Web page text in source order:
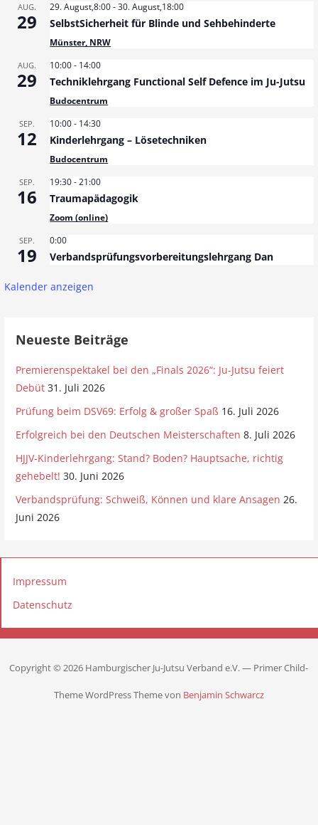
AUG.
29
29. August,8:00-30. August,18:00
SelbstSicherheit für Blinde und Sehbehinderte
Münster, NRW
AUG.
29
10:00- 14:00
Techniklehrgang Functional Self Defence im Ju-Jutsu
Budocentrum
SEP.
12
10:00- 14:30
Kinderlehrgang – Lösetechniken
Budocentrum
SEP.
16
19:30-21:00
Traumapädagogik
Zoom (online)
SEP.
19
0:00
Verbandsprüfungsvorbereitungslehrgang Dan
Kalender anzeigen
Neueste Beiträge
Premierenspektakel bei den „Finals 2026“: Ju-Jutsu feiert
Debüt 31. Juli 2026
Prüfung beim DSV69: Erfolg & großer Spaß 16. Juli 2026
Erfolgreich bei den Deutschen Meisterschaften 8. Juli 2026
HJJV-Kinderlehrgang: Stand? Boden? Hauptsache, richtig
gehebelt! 30. Juni 2026
Verbandsprüfung: Schweiß, Können und klare Ansagen 26.
Juni 2026
Impressum
Datenschutz
Copyright © 2026 Hamburgischer Ju-Jutsu Verband e.V. — Primer Child-
Theme WordPress Theme von Benjamin Schwarcz